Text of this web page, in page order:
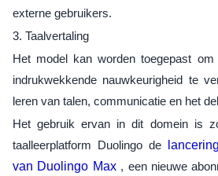
externe gebruikers.
3. Taalvertaling
Het model kan worden toegepast
indrukwekkende nauwkeurigheid te
leren van talen, communicatie en het
Het gebruik ervan in dit domein is
taalleerplatform Duolingo de
van Duolingo Max, een nieuwe